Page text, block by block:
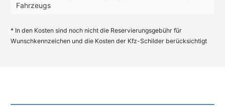
Fahrzeugs
* In den Kosten sind noch nicht die Reservierungsgebühr für
Wunschkennzeichen und die Kosten der Kfz-Schilder berücksichtigt